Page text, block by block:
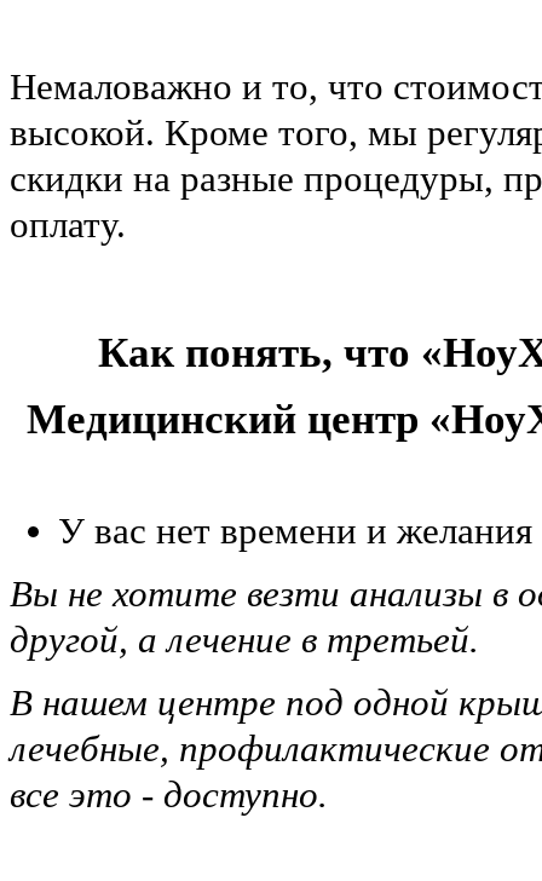
Немаловажно и то, что
высокой. Кроме того, мы
скидки на разные процедуры,
оплату.
Как понять, что
Медицинский центр
У вас нет времени и
Вы не хотите везти анализы в
другой, а лечение в третьей.
В нашем центре под одной
лечебные, профилактические
все это - доступно.